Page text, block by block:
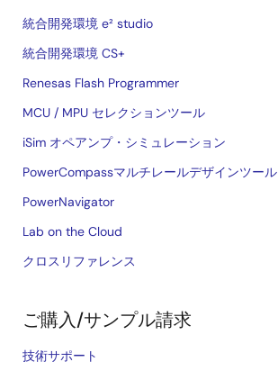
統合開発環境 e² studio
統合開発環境 CS+
Renesas Flash Programmer
MCU / MPU セレクションツール
iSim オペアンプ・シミュレーション
PowerCompassマルチレールデザインツール
PowerNavigator
Lab on the Cloud
クロスリファレンス
ご購入/サンプル請求
技術サポート